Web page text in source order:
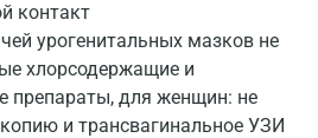
контакт
урогенитальных мазков не
хлорсодержащие и
препараты, для женщин: не
и трансвагинальное УЗИ